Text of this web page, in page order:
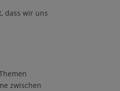
dass wir uns
zwischen